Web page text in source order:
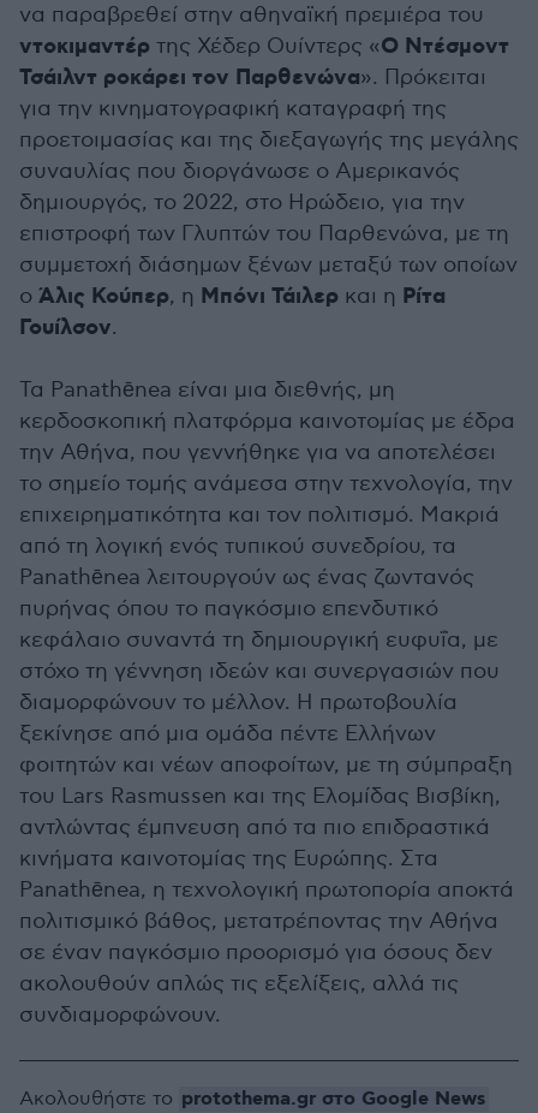
να παραβρεθεί στην αθηναϊκή πρεμιέρα του
ντοκιμαντέρ της Χέδερ Ουίντερς «Ο Ντέσμοντ
Τσάιλντ ροκάρει τον Παρθενώνα». Πρόκειται
για την κινηματογραφική καταγραφή της
προετοιμασίας και της διεξαγωγής της μεγάλης
συναυλίας που διοργάνωσε ο Αμερικανός
δημιουργός, το 2022, στο Ηρώδειο, για την
επιστροφή των Γλυπτών του Παρθενώνα, με τη
συμμετοχή διάσημων ξένων μεταξύ των οποίων
ο Άλις Κούπερ, η Μπόνι Τάιλερ και η Ρίτα
Γουίλσον.
Τα Panathēnea είναι μια διεθνής, μη
κερδοσκοπική πλατφόρμα καινοτομίας με έδρα
την Αθήνα, που γεννήθηκε για να αποτελέσει
το σημείο τομής ανάμεσα στην τεχνολογία, την
επιχειρηματικότητα και τον πολιτισμό. Μακριά
από τη λογική ενός τυπικού συνεδρίου, τα
Panathēnea λειτουργούν ως ένας ζωντανός
πυρήνας όπου το παγκόσμιο επενδυτικό
κεφάλαιο συναντά τη δημιουργική ευφυΐα, με
στόχο τη γέννηση ιδεών και συνεργασιών που
διαμορφώνουν το μέλλον. Η πρωτοβουλία
ξεκίνησε από μια ομάδα πέντε Ελλήνων
φοιτητών και νέων αποφοίτων, με τη σύμπραξη
του Lars Rasmussen και της Ελομίδας Βισβίκη,
αντλώντας έμπνευση από τα πιο επιδραστικά
κινήματα καινοτομίας της Ευρώπης. Στα
Panathēnea, η τεχνολογική πρωτοπορία αποκτά
πολιτισμικό βάθος, μετατρέποντας την Αθήνα
σε έναν παγκόσμιο προορισμό για όσους δεν
ακολουθούν απλώς τις εξελίξεις, αλλά τις
συνδιαμορφώνουν.
Ακολουθήστε το protothema.gr στο Google News